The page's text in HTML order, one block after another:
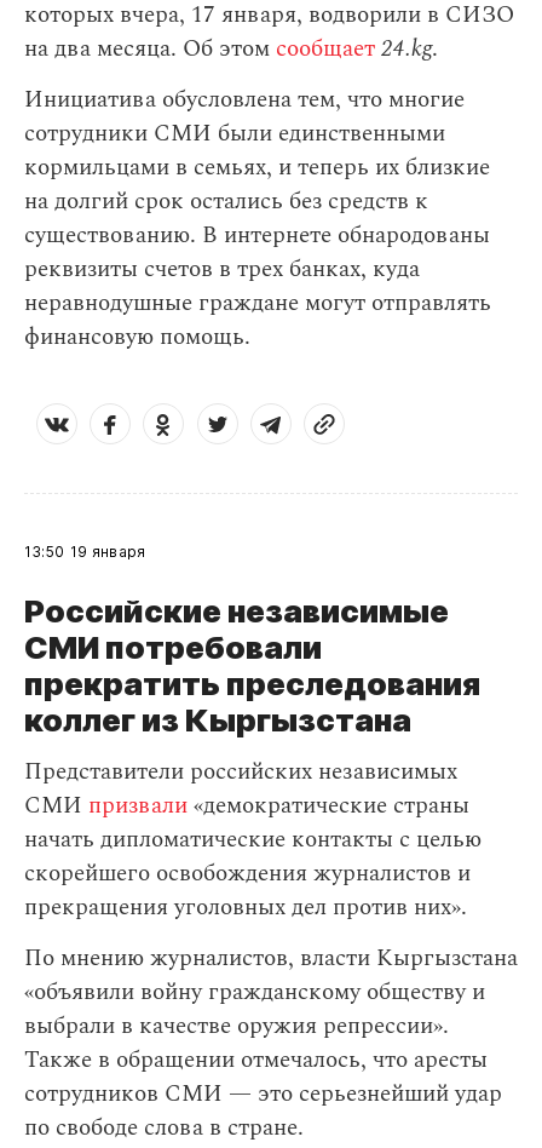
которых вчера, 17 января, водворили в СИЗО
на два месяца. Об этом сообщает24.kg.
Инициатива обусловлена тем, что многие
сотрудники СМИ были единственными
кормильцами в семьях, и теперь их близкие
на долгий срок остались без средств к
существованию. В интернете обнародованы
реквизиты счетов в трех банках, куда
неравнодушные граждане могут отправлять
финансовую помощь.
13:50 19 января
Российские независимые
СМИ потребовали
прекратить преследования
коллег из Кыргызстана
Представители российских независимых
СМИ призвали«демократические страны
начать дипломатические контакты с целью
скорейшего освобождения журналистов и
прекращения уголовных дел против них».
По мнению журналистов, власти Кыргызстана
«объявили войну гражданскому обществу и
выбрали в качестве оружия репрессии».
Также в обращении отмечалось, что аресты
сотрудников СМИ — это серьезнейший удар
по свободе слова в стране.